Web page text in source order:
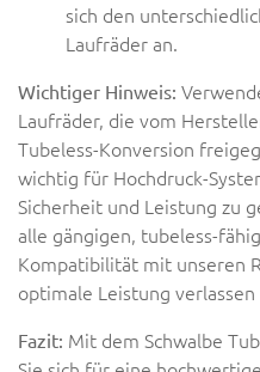
sich den
Laufräder an.
Wichtiger Hinweis:
Laufräder, die vom
Tubeless-Konversion
wichtig für Hochdruck-
Sicherheit und Leistung zu
alle gängigen, tubeless-
Kompatibilität mit unseren
optimale Leistung verlassen
Fazit: Mit dem Schwalbe